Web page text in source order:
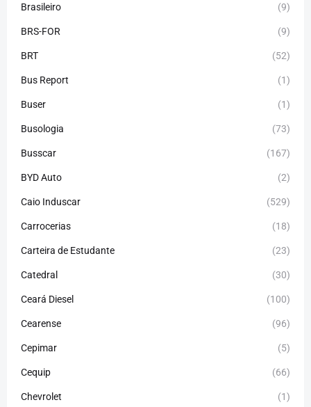
Brasileiro (9)
BRS-FOR (9)
BRT (52)
Bus Report (1)
Buser (1)
Busologia (73)
Busscar (167)
BYD Auto (2)
Caio Induscar (529)
Carrocerias (18)
Carteira de Estudante (23)
Catedral (30)
Ceará Diesel (100)
Cearense (96)
Cepimar (5)
Cequip (66)
Chevrolet (1)